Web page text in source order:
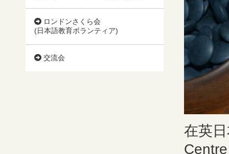
在英
ロンドンさくら会
(日本語教育ボランティア)
交流会